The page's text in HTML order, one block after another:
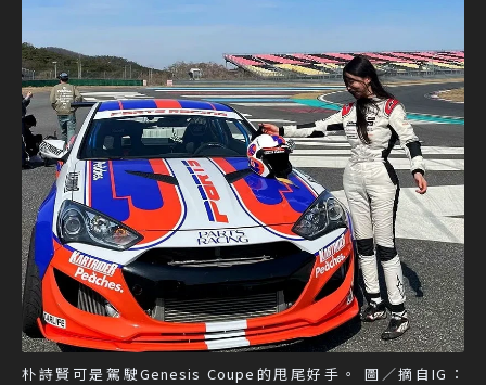
朴詩賢可是駕駛Genesis Coupe的甩尾好手。 圖／摘自IG：